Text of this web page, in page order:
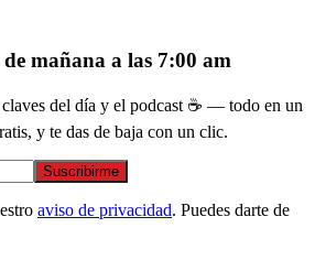
mañana a las 7:00 am
del día y el podcast ☕ — todo en un
y te das de baja con un clic.
Suscribirme
aviso de privacidad. Puedes darte de